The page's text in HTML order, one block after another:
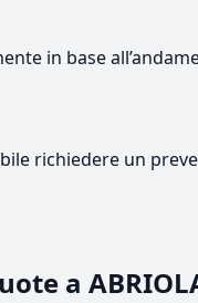
in base
richiedere un
a